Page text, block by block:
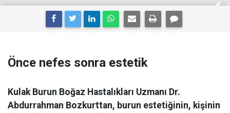
Önce nefes sonra estetik
Kulak Burun Boğaz Hastalıkları Uzmanı Dr.
Abdurrahman Bozkurttan, burun estetiğinin, kişinin